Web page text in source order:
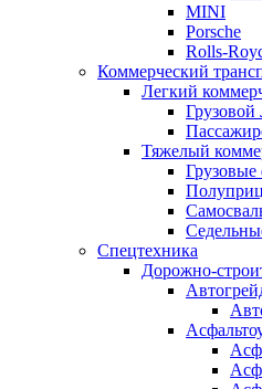
MINI
Porsche
Rolls-
Коммерческий
Легкий
Тяжелый
Спецтехника
Дорожно-